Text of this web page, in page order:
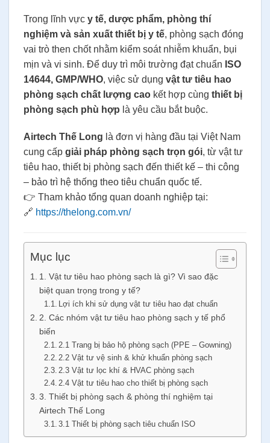
Trong lĩnh vực y tế, dược phẩm, phòng thí
nghiệm và sản xuất thiết bị y tế, phòng sạch đóng
vai trò then chốt nhằm kiểm soát nhiễm khuẩn, bụi
mịn và vi sinh. Để duy trì môi trường đạt chuẩn ISO
14644, GMP/WHO, việc sử dụng vật tư tiêu hao
phòng sạch chất lượng cao kết hợp cùng thiết bị
phòng sạch phù hợp là yêu cầu bắt buộc.
Airtech Thế Long là đơn vị hàng đầu tại Việt Nam
cung cấp giải pháp phòng sạch trọn gói, từ vật tư
tiêu hao, thiết bị phòng sạch đến thiết kế – thi công
– bảo trì hệ thống theo tiêu chuẩn quốc tế.
👉 Tham khảo tổng quan doanh nghiệp tại:
🔗 https://thelong.com.vn/
Mục lục
1. Vật tư tiêu hao phòng sạch là gì? Vì sao đặc
biệt quan trọng trong y tế?
Lợi ích khi sử dụng vật tư tiêu hao đạt chuẩn
2. Các nhóm vật tư tiêu hao phòng sạch y tế phổ
biến
2.1 Trang bị bảo hộ phòng sạch (PPE – Gowning)
2.2 Vật tư vệ sinh & khử khuẩn phòng sạch
2.3 Vật tư lọc khí & HVAC phòng sạch
2.4 Vật tư tiêu hao cho thiết bị phòng sạch
3. Thiết bị phòng sạch & phòng thí nghiệm tại
Airtech Thế Long
3.1 Thiết bị phòng sạch tiêu chuẩn ISO